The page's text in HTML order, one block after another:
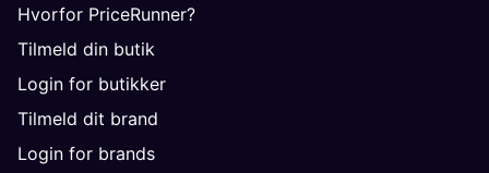
Hvorfor PriceRunner?
Tilmeld din butik
Login for butikker
Tilmeld dit brand
Login for brands